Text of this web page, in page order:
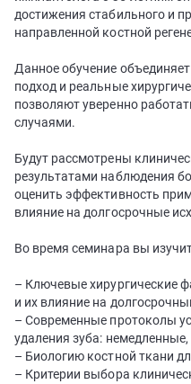
достижения стабильного и
направленной костной
Данное обучение
подход и реальные
позволяют уверенно
случаями.
Будут рассмотрены
результатами наблюдения
оценить эффективность
влияние на долгосрочные
Во время семинара вы
– Ключевые хирургические
и их влияние на
– Современные протоколы
удаления зуба:
– Биологию костной ткани
– Критерии выбора